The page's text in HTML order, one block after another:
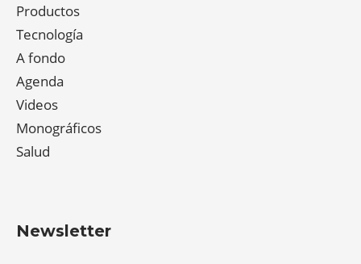
Productos
Tecnología
A fondo
Agenda
Videos
Monográficos
Salud
Newsletter